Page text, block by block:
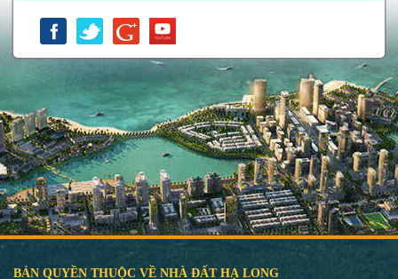
BẢN QUYỀN THUỘC VỀ NHÀ ĐẤT HẠ LONG